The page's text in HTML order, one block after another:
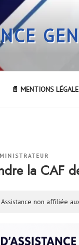
📄 MENTIONS
la CAF
non affiliée